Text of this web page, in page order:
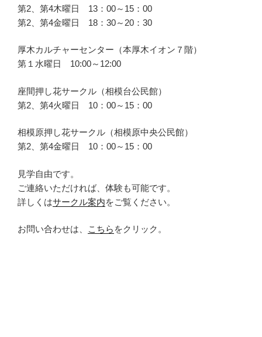
第2、第4木曜日 13：00～15：00
第2、第4金曜日 18：30～20：30
厚木カルチャーセンター（本厚木イオン７階）
第１水曜日 10:00～12:00
座間押し花サークル（相模台公民館）
第2、第4火曜日 10：00～15：00
相模原押し花サークル（相模原中央公民館）
第2、第4金曜日 10：00～15：00
見学自由です。
ご連絡いただければ、体験も可能です。
詳しくはサークル案内をご覧ください。
お問い合わせは、 こちら をクリック。